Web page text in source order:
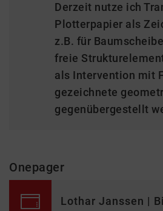
Derzeit nutze ich
Plotterpapier als
z.B. für
freie
als Intervention mit
gezeichnete
gegenübergestellt
Onepager
Lothar Janssen |